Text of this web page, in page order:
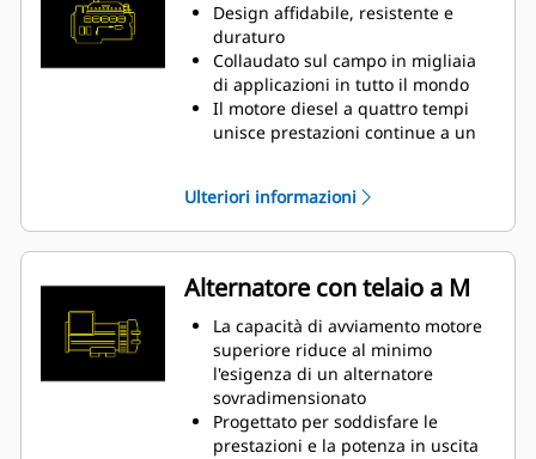
Design affidabile, resistente e
duraturo
Collaudato sul campo in migliaia
di applicazioni in tutto il mondo
Il motore diesel a quattro tempi
unisce prestazioni continue a un
Ulteriori informazioni
Alternatore con telaio a M
La capacità di avviamento motore
superiore riduce al minimo
l'esigenza di un alternatore
sovradimensionato
Progettato per soddisfare le
prestazioni e la potenza in uscita